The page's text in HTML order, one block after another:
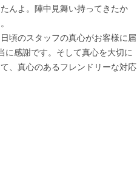
んよ。陣中見舞い持ってきたか
頃のスタッフの真心がお客様に届
に感謝です。そして真心を大切に
、真心のあるフレンドリーな対応